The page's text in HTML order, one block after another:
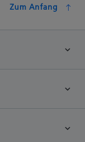
Zum Anfang